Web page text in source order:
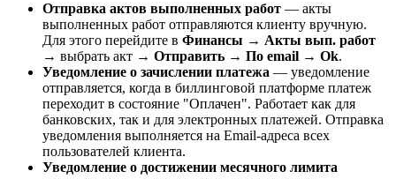
Отправка актов выполненных работ — акты
выполненных работ отправляются клиенту вручную.
Для этого перейдите в Финансы → Акты вып. работ
→ выбрать акт → Отправить → По email → Ok.
Уведомление о зачислении платежа — уведомление
отправляется, когда в биллинговой платформе платеж
переходит в состояние "Оплачен". Работает как для
банковских, так и для электронных платежей. Отправка
уведомления выполняется на Email-адреса всех
пользователей клиента.
Уведомление о достижении месячного лимита